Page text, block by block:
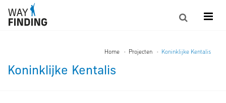
Home Projecten Koninklijke Kentalis
Koninklijke Kentalis